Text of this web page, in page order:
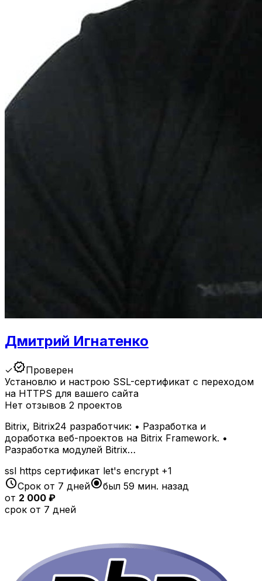
Дмитрий Игнатенко
✓verifiedПроверен
Установлю и настрою SSL-сертификат с переходом
на HTTPS для вашего сайта
Нет отзывов 2 проектов
Bitrix, Bitrix24 разработчик: • Разработка и
доработка веб-проектов на Bitrix Framework. •
Разработка модулей Bitrix…
ssl https сертификат let's encrypt +1
scheduleСрок от 7 днейradio_button_checkedбыл 59 мин. назад
от 2 000 ₽
срок от 7 дней